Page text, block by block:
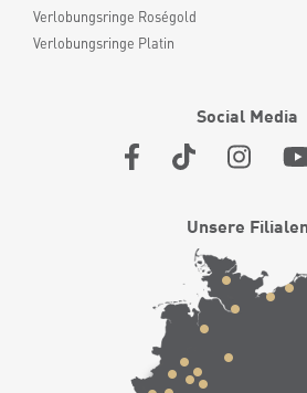
Verlobungsringe Roségold
Verlobungsringe Platin
Social Media
Unsere Filialen